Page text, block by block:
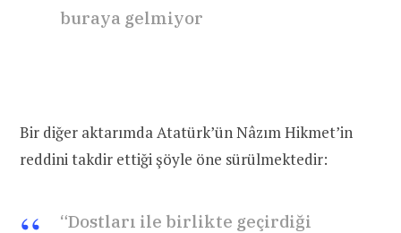
buraya gelmiyor
Bir diğer aktarımda Atatürk’ün Nâzım Hikmet’in
reddini takdir ettiği şöyle öne sürülmektedir:
“Dostları ile birlikte geçirdiği